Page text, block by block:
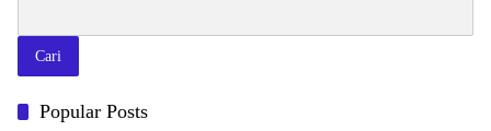
Cari
Popular Posts
Siap Tekan Laka Lantas, Polres Lobar Gelar Lat Pra Ops Zebra